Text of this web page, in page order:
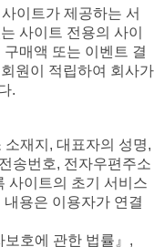
이트가 제공하는 서
사이트 전용의 사이
매액 또는 이벤트 결
원이 적립하여 회사가
.
재지, 대표자의 성명,
송번호, 전자우편주소
사이트의 초기 서비스
용은 이용자가 연결
호에 관한 법률』,